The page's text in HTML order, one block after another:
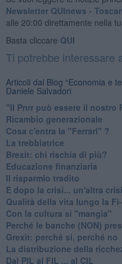
Newsletter QUInews -
alle 20:00 direttamente nella
Basta cliccare QUI
Ti potrebbe interessare
Articoli dal Blog “Economia e
Daniele Salvadori
"Il Pnrr può essere il nostro
Ricambio generazionale
Cosa c'entra la "Ferrari" ?
La trebbiatrice
Brexit: chi rischia di più?
Educazione finanziaria
Il risparmio tradito
E dopo la crisi... un'altra crisi
Qualità della vita lungo la
​Con la cultura si "mangia"
​Perché le banche (NON)
Grexit: perché si, perché no
La distribuzione della
Dal PIL al FIL ... al CIL